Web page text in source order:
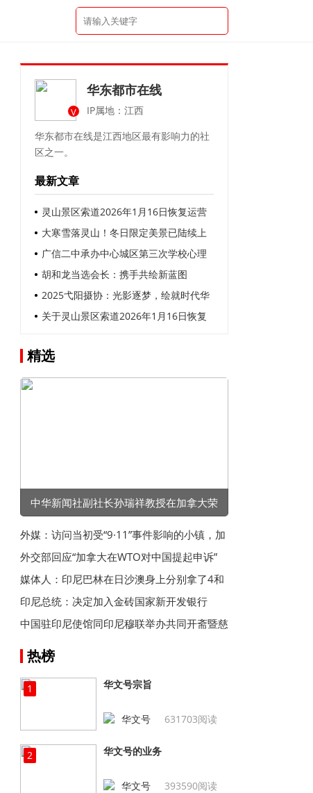
V
华东都市在线
IP属地：江西
华东都市在线是江西地区最有影响力的社
区之一。
最新文章
灵山景区索道2026年1月16日恢复运营
大寒雪落灵山！冬日限定美景已陆续上
线广信二中承办中心城区第三次学校心理
健康教育教研活动
胡和龙当选会长：携手共绘新蓝图
2025弋阳摄协：光影逐梦，绘就时代华
章关于灵山景区索道2026年1月16日恢复
精选
中华新闻社副社长孙瑞祥教授在加拿大荣
获“卓越成就奖”
外媒：访问当初受“9·11”事件影响的小镇，加
拿大总理感叹加美失去友谊
外交部回应“加拿大在WTO对中国提起申诉”
媒体人：印尼巴林在日沙澳身上分别拿了4和
5分，后两场全赢怕不够
印尼总统：决定加入金砖国家新开发银行
中国驻印尼使馆同印尼穆联举办共同开斋暨慈
善捐助活动
热榜
1 华文号宗旨
华文号 631703阅读
2 华文号的业务
华文号 393590阅读